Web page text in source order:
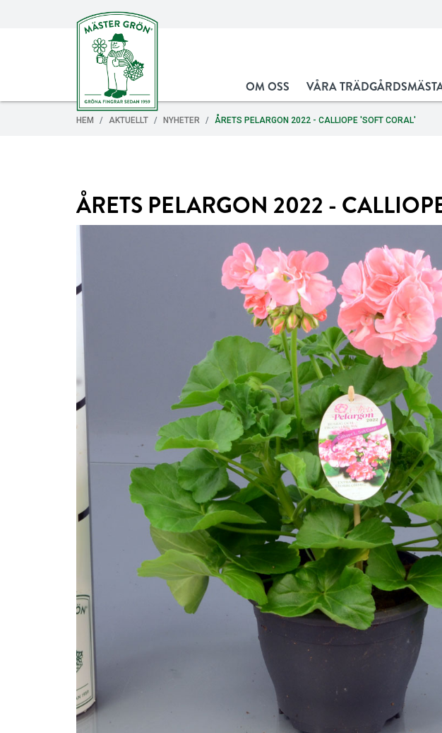
OM OSS VÅRA
HEM AKTUELLT NYHETER ÅRETS PELARGON 2022 - CALLIOPE 'SOFT CORAL'
ÅRETS PELARGON 2022 -